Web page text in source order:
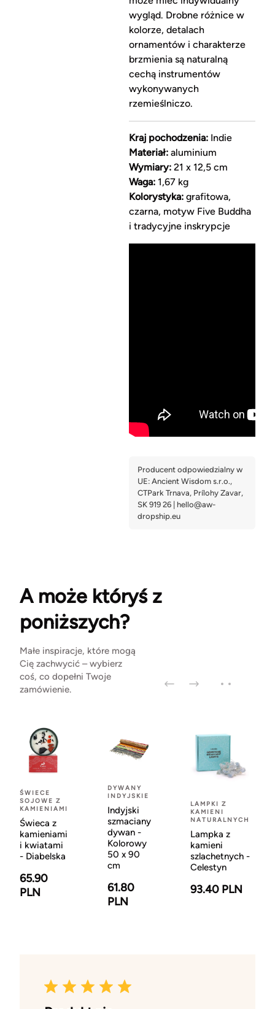
wygląd. Drobne różnice w
kolorze, detalach
ornamentów i charakterze
brzmienia są naturalną
cechą instrumentów
wykonywanych
rzemieślniczo.
Kraj pochodzenia:Indie
Materiał:aluminium
Wymiary:21 x 12,5 cm
Waga:1,67 kg
Kolorystyka:grafitowa,
czarna, motyw Five Buddha
i tradycyjne inskrypcje
A może któryś z
poniższych?
Małe inspiracje, które mogą
Cię zachwycić – wybierz
coś, co dopełni Twoje
zamówienie.
ŚWIECE
SOJOWE Z
KAMIENIAMI
Świeca z
kamieniami
i kwiatami
- Diabelska
65.90
PLN
DYWANY
INDYJSKIE
Indyjski
szmaciany
dywan -
Kolorowy
50 x 90
cm
61.80
PLN
LAMPKI Z
KAMIENI
NATURALNYCH
Lampka z
kamieni
szlachetnych -
Celestyn
93.40 PLN